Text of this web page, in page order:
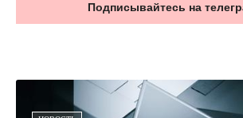
Подписывайтесь на